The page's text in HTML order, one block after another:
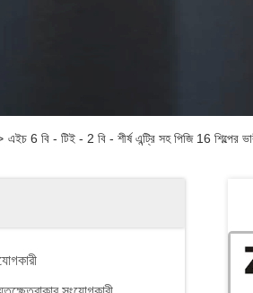
এইচ 6 বি - টিই - 2 বি - শীর্ষ এন্ট্রি সহ পিজি 16 শিল্পের